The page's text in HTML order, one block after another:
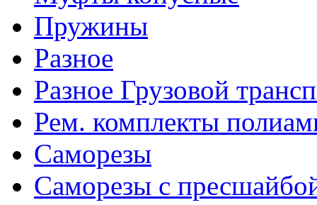
Пружины
Разное
Разное Грузовой
Рем. комплекты
Саморезы
Саморезы с